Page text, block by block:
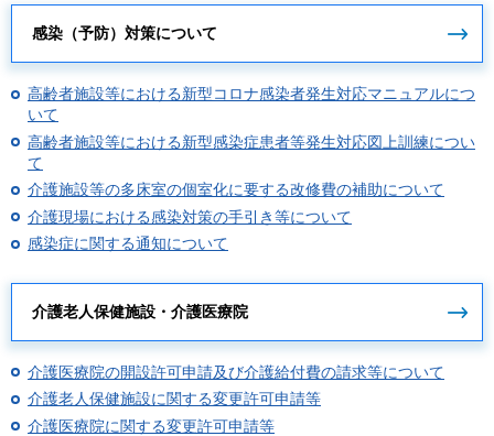
感染（予防）対策について
高齢者施設等における新型コロナ感染者発生対応マニュアルにつ
いて
高齢者施設等における新型感染症患者等発生対応図上訓練につい
て
介護施設等の多床室の個室化に要する改修費の補助について
介護現場における感染対策の手引き等について
感染症に関する通知について
介護老人保健施設・介護医療院
介護医療院の開設許可申請及び介護給付費の請求等について
介護老人保健施設に関する変更許可申請等
介護医療院に関する変更許可申請等